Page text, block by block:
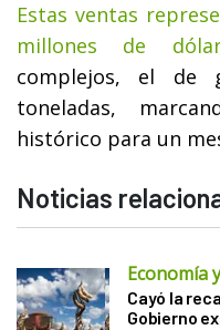
Estas ventas
millones de
complejos, el de
toneladas,
histórico para un
Noticias
Economía
Cayó la
Gobierno